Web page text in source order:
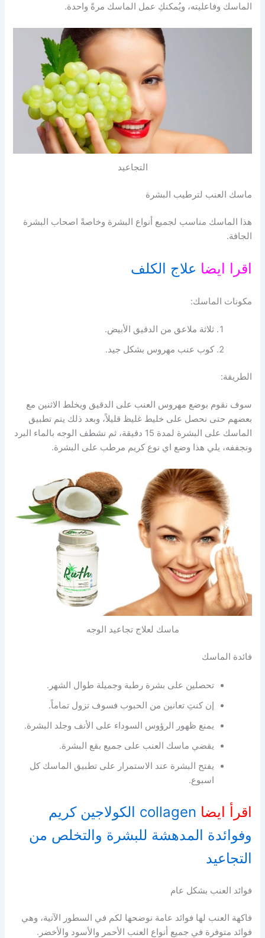
الماسك وفاعليته، ويُمكنكِ عمل الماسك مرةً واحدة.
التجاعيد
ماسك العنب لترطيب البشرة
هذا الماسك مناسب لجميع أنواع البشرة وخاصةً اصحاب البشرة
الجافة.
اقرا ايضا علاج الكلف
مكونات الماسك:
ثلاثة ملاعق من الدقيق الأبيض.
كوب عنب مهروس بشكل جيد.
الطريقة:
سوف نقوم بوضع مهروس العنب على الدقيق ويخلط الاثنين مع
بعضهم حتى نحصل على خليط غليظ قليلاً، وبعد ذلك يتم تطبيق
الماسك على البشرة لمدة 15 دقيقة، ثم نشطف الوجه بالماء البرد
ونجففه، يلي هذا وضع اي نوع كريم مرطب على البشرة.
ماسك لعلاج تجاعيد الوجه
فائدة الماسك
تحصلين على بشرة رطبة وجميلة طوال الشهر.
إن كنتِ تعانين من الحبوب فسوف تزول تماماً.
يمنع ظهور الرؤوس السوداء على الأنف وجلد البشرة.
يقضي ماسك العنب على جميع بقع البشرة.
يفتح البشرة عند الاستمرار على تطبيق الماسك كل
اسبوع.
اقرأ ايضا
collagen الكولاجين كريم
وفوائدة المدهشة للبشرة والتخلص من
التجاعيد
فوائد العنب بشكل عام
فاكهة العنب لها فوائد عامة نوضحها لكم في السطور الآتية، وهي
فوائد متوفرة في جميع أنواع العنب الأحمر والأسود والأخضر.